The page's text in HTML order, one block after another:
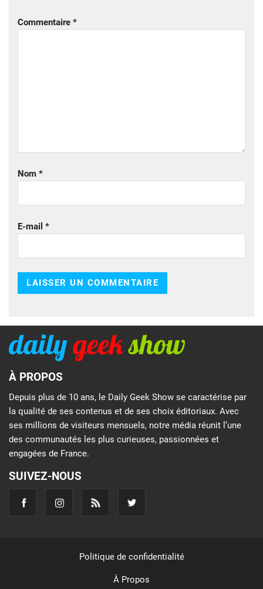
Commentaire *
Nom *
E-mail *
À PROPOS
Depuis plus de 10 ans, le Daily Geek Show se caractérise par
la qualité de ses contenus et de ses choix éditoriaux. Avec
ses millions de visiteurs mensuels, notre média réunit l’une
des communautés les plus curieuses, passionnées et
engagées de France.
SUIVEZ-NOUS
Politique de confidentialité
À Propos